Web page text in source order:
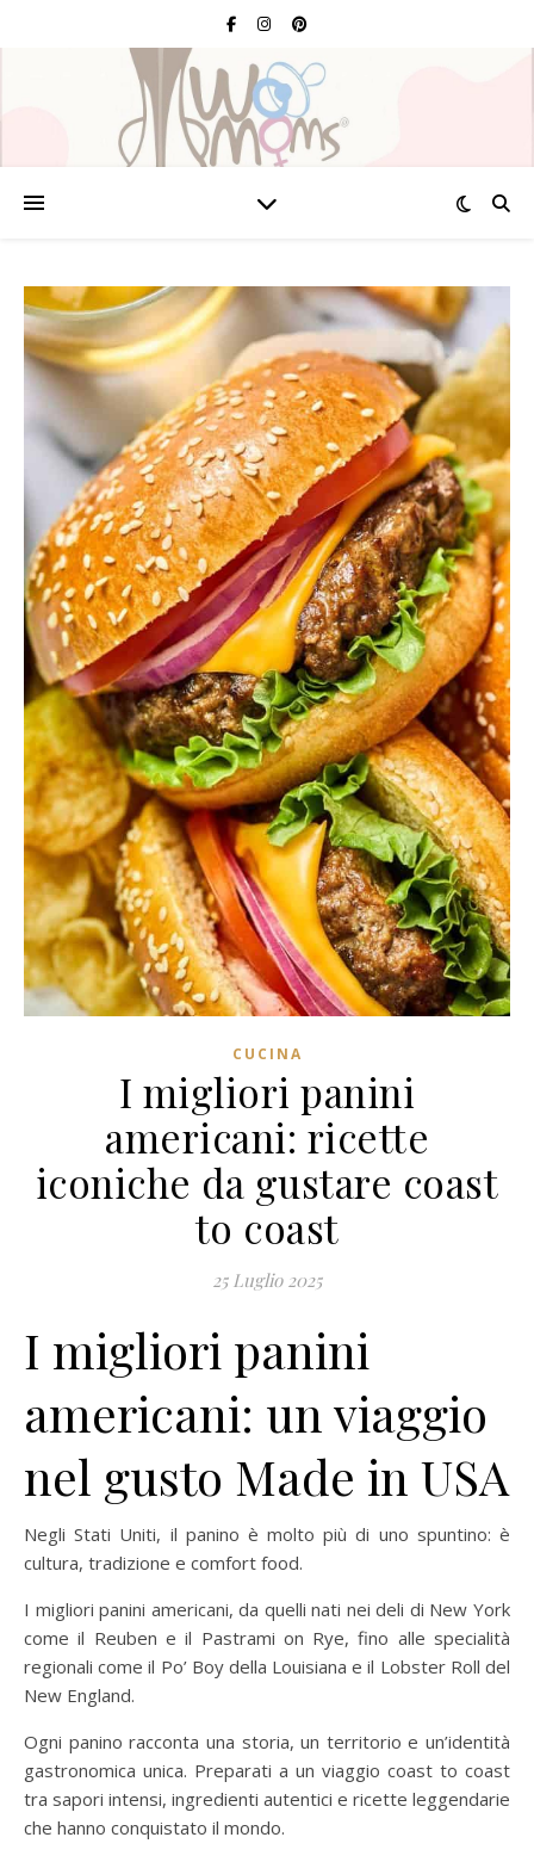
CUCINA
I migliori panini
americani: ricette
iconiche da gustare coast
to coast
25 Luglio 2025
I migliori panini
americani: un viaggio
nel gusto Made in USA
Negli Stati Uniti, il panino è molto più di uno spuntino: è
cultura, tradizione e comfort food.
I migliori panini americani, da quelli nati nei deli di New York
come il Reuben e il Pastrami on Rye, fino alle specialità
regionali come il Po’ Boy della Louisiana e il Lobster Roll del
New England.
Ogni panino racconta una storia, un territorio e un’identità
gastronomica unica. Preparati a un viaggio coast to coast
tra sapori intensi, ingredienti autentici e ricette leggendarie
che hanno conquistato il mondo.